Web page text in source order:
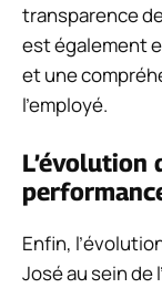
transparence
est également
et une
l’employé.
L’évolution
Enfin,
José au sein